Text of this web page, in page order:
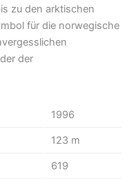
zu den arktischen
für die norwegische
der
1996
123 m
619